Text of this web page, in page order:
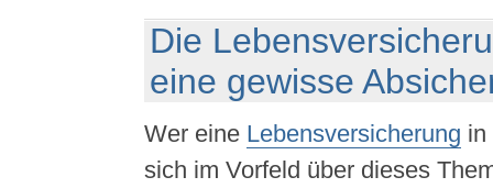
seine
Vorsorge
denken?
Die
eine gewisse
Wer eine Lebensversicherung in
sich im Vorfeld über dieses